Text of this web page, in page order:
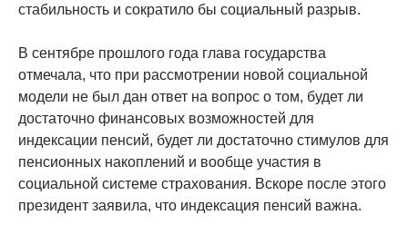
стабильность и сократило бы социальный разрыв.
В сентябре прошлого года глава государства
отмечала, что при рассмотрении новой социальной
модели не был дан ответ на вопрос о том, будет ли
достаточно финансовых возможностей для
индексации пенсий, будет ли достаточно стимулов для
пенсионных накоплений и вообще участия в
социальной системе страхования. Вскоре после этого
президент заявила, что индексация пенсий важна.